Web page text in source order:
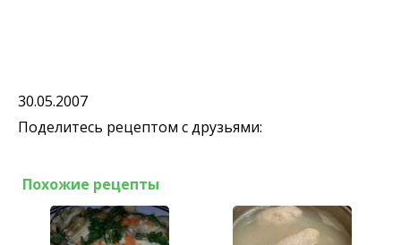
30.05.2007
Поделитесь рецептом с друзьями:
Похожие рецепты